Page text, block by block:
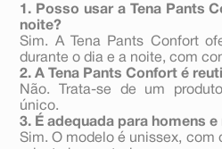
1. Posso usar a Tena Pants
noite?
Sim. A Tena Pants Confort
durante o dia e a noite, com
2. A Tena Pants Confort é
Não. Trata-se de um
único.
3. É adequada para homens e
Sim. O modelo é unissex, com